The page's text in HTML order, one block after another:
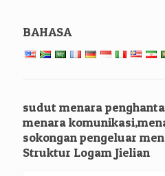
BAHASA
sudut menara
menara
sokongan pengeluar
Struktur Logam Jielian